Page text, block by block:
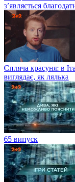
з’являється
Спляча красуня: в
виглядає, як лялька
65 випуск